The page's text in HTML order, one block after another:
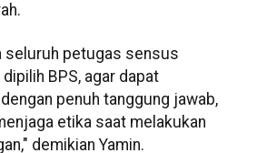
seluruh petugas sensus
BPS, agar dapat
penuh tanggung jawab,
etika saat melakukan
demikian Yamin.